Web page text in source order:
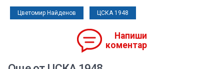
Цветомир Найденов ЦСКА 1948
Напиши
коментар